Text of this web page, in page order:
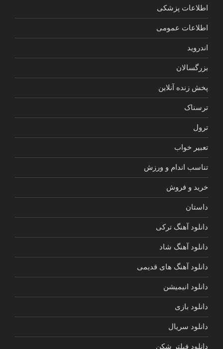
اطلاعات پزشکی
اطلاعات عمومی
اندروید
بزرگسالان
پخش زنده آنلاین
ترسناک
ترول
تعبیر خواب
تناسب اندام و ورزش
خرید و فروش
داستان
دانلود آهنگ ترکی
دانلود آهنگ شاد
دانلود آهنگ های قدیمی
دانلود انیمیشن
دانلود بازی
دانلود سریال
دانلود فیلتر شکن